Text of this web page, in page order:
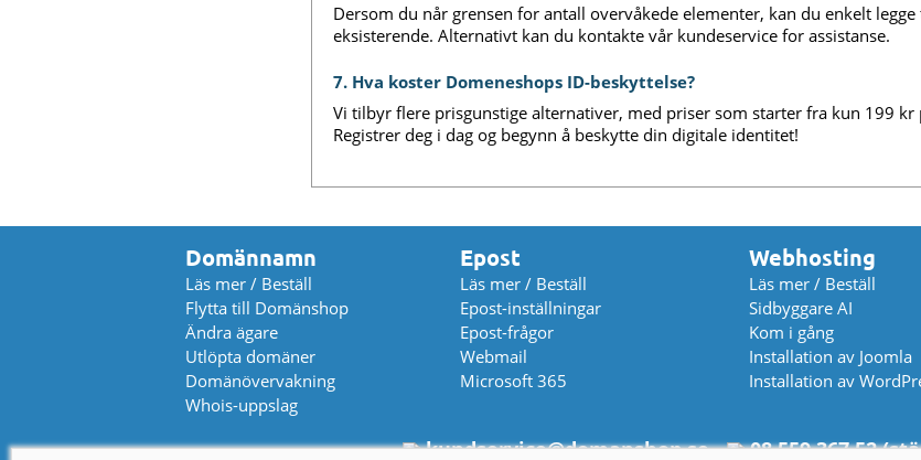
Dersom du når grensen for antall overvåkede elementer, kan du enkelt
eksisterende. Alternativt kan du kontakte vår kundeservice for assistanse.
7. Hva koster Domeneshops ID-beskyttelse?
Vi tilbyr flere prisgunstige alternativer, med priser som starter fra kun 199
Registrer deg i dag og begynn å beskytte din digitale identitet!
Domännamn
Läs mer / Beställ
Flytta till Domänshop
Ändra ägare
Utlöpta domäner
Domänövervakning
Whois-uppslag
Epost
Läs mer / Beställ
Epost-inställningar
Epost-frågor
Webmail
Microsoft 365
Webhosting
Läs mer / Beställ
Sidbyggare AI
Kom i gång
Installation av Joomla
Installation av
kundservice@domanshop.se 08 559 367 52